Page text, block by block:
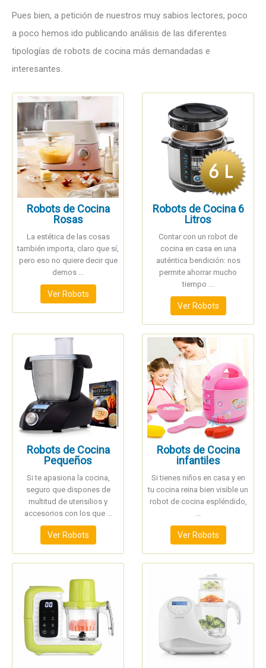
Pues bien, a petición de nuestros muy sabios lectores, poco
a poco hemos ido publicando análisis de las diferentes
tipologías de robots de cocina más demandadas e
interesantes.
Robots de Cocina
Rosas
La estética de las cosas
también importa, claro que sí,
pero eso no quiere decir que
demos ...
Ver Robots
Robots de Cocina 6
Litros
Contar con un robot de
cocina en casa en una
auténtica bendición: nos
permite ahorrar mucho
tiempo ...
Ver Robots
Robots de Cocina
Pequeños
Si te apasiona la cocina,
seguro que dispones de
multitud de utensilios y
accesorios con los que ...
Ver Robots
Robots de Cocina
infantiles
Si tienes niños en casa y en
tu cocina reina bien visible un
robot de cocina espléndido,
Ver Robots